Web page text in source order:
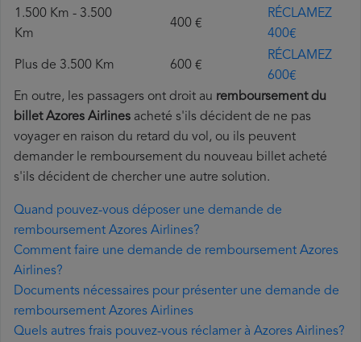
1.500 Km - 3.500
Km
400 €
RÉCLAMEZ
400€
Plus de 3.500 Km 600 €
RÉCLAMEZ
600€
En outre, les passagers ont droit au remboursement du
billet Azores Airlines acheté s'ils décident de ne pas
voyager en raison du retard du vol, ou ils peuvent
demander le remboursement du nouveau billet acheté
s'ils décident de chercher une autre solution.
Quand pouvez-vous déposer une demande de
remboursement Azores Airlines?
Comment faire une demande de remboursement Azores
Airlines?
Documents nécessaires pour présenter une demande de
remboursement Azores Airlines
Quels autres frais pouvez-vous réclamer à Azores Airlines?